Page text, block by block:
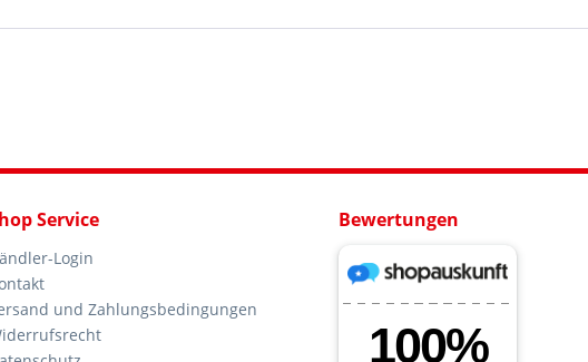
Service
Login
und Zahlungsbedingungen
Bewertungen